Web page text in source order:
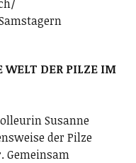
WELT DER PILZE IM
Susanne
der Pilze
Gemeinsam